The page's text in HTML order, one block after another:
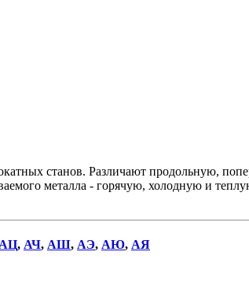
станов. Различают продольную,
металла - горячую, холодную и
АЦ, АЧ, АШ, АЭ, АЮ, АЯ